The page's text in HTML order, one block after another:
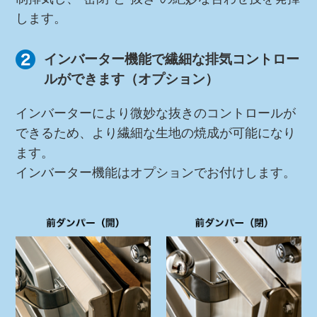
します。
インバーター機能で繊細な排気コントロー
ルができます（オプション）
インバーターにより微妙な抜きのコントロールが
できるため、より繊細な生地の焼成が可能になり
ます。
インバーター機能はオプションでお付けします。